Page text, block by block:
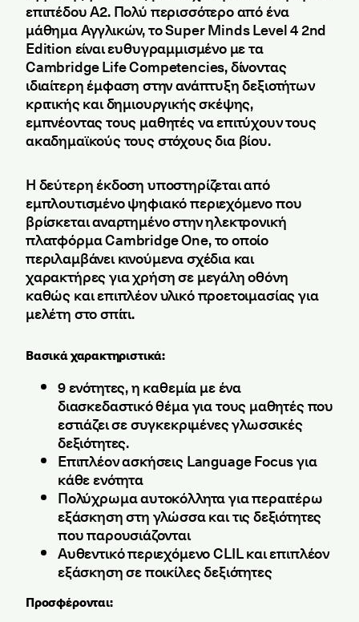
επιπέδου A2. Πολύ περισσότερο από ένα
μάθημα Αγγλικών, το Super Minds Level 4 2nd
Edition είναι ευθυγραμμισμένο με τα
Cambridge Life Competencies, δίνοντας
ιδιαίτερη έμφαση στην ανάπτυξη δεξιοτήτων
κριτικής και δημιουργικής σκέψης,
εμπνέοντας τους μαθητές να επιτύχουν τους
ακαδημαϊκούς τους στόχους δια βίου.
Η δεύτερη έκδοση υποστηρίζεται από
εμπλουτισμένο ψηφιακό περιεχόμενο που
βρίσκεται αναρτημένο στην ηλεκτρονική
πλατφόρμα Cambridge One, το οποίο
περιλαμβάνει κινούμενα σχέδια και
χαρακτήρες για χρήση σε μεγάλη οθόνη
καθώς και επιπλέον υλικό προετοιμασίας για
μελέτη στο σπίτι.
Βασικά χαρακτηριστικά:
9 ενότητες, η καθεμία με ένα
διασκεδαστικό θέμα για τους μαθητές που
εστιάζει σε συγκεκριμένες γλωσσικές
δεξιότητες.
Επιπλέον ασκήσεις Language Focus για
κάθε ενότητα
Πολύχρωμα αυτοκόλλητα για περαιτέρω
εξάσκηση στη γλώσσα και τις δεξιότητες
που παρουσιάζονται
Αυθεντικό περιεχόμενο CLIL και επιπλέον
εξάσκηση σε ποικίλες δεξιότητες
Προσφέρονται: